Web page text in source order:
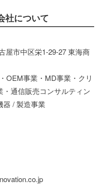
社について
屋市中区栄1-29-27 東海商
OEM事業・MD事業・クリ
通信販売コンサルティン
器 / 製造事業